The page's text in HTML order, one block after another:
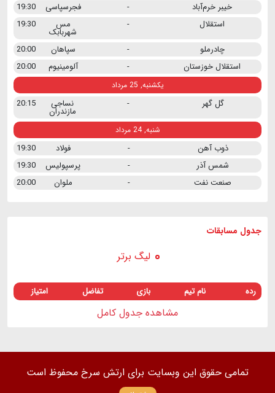
خیبر خرم‌آباد
- فجرسپاسی
19:30
استقلال
- مس
شهربابک
19:30
چادرملو
- سپاهان
20:00
استقلال خوزستان
- آلومینیوم 20:00
یکشنبه, 25 مرداد
گل گهر - نساجی
مازندران
20:15
شنبه, 24 مرداد
ذوب آهن - فولاد
19:30
شمس آذر
- پرسپولیس
19:30
صنعت نفت
- ملوان 20:00
جدول مسابقات
لیگ برتر
رده نام تیم بازی تفاضل امتیاز
مشاهده جدول کامل
تمامی حقوق این وبسایت برای ارتش سرخ محفوظ است